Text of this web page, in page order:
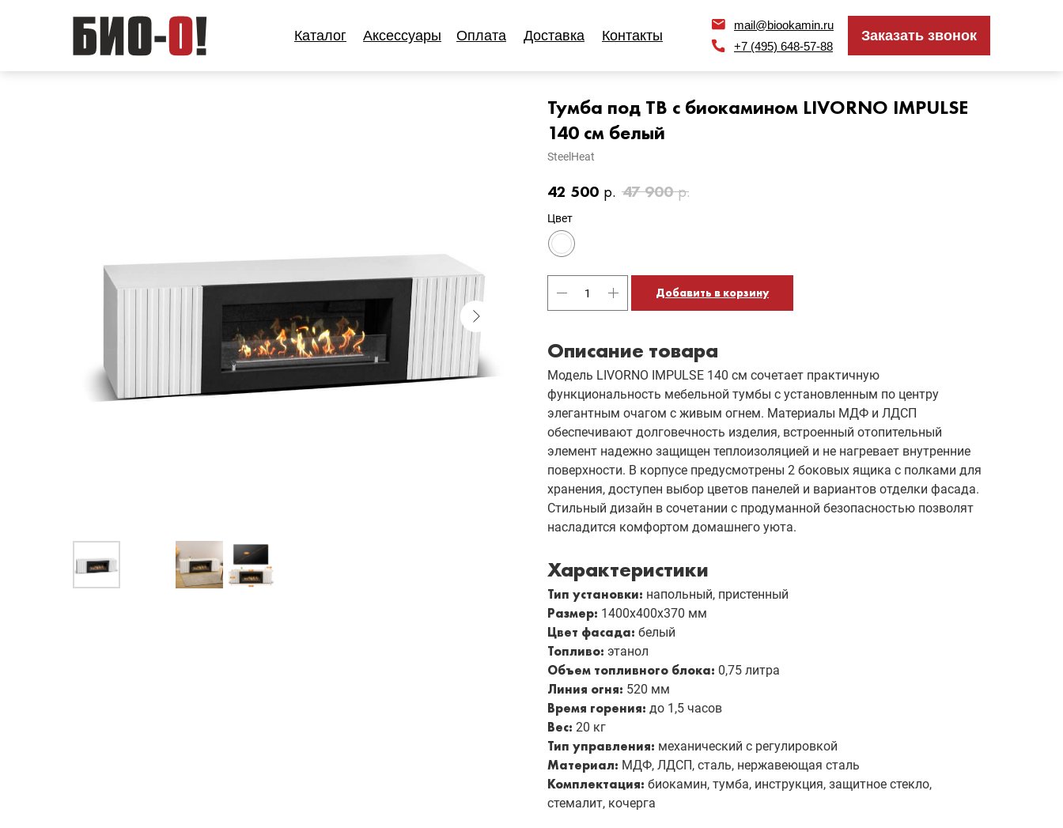
Доставка Контакты
Оплата Заказать звонок
+7 (495) 648-57-88
mail@biookamin.ru
Каталог Аксессуары
Каталог Аксессуары Доставка Контакты
Оплата Заказать звонок
+7 (495) 648-57-88
mail@biookamin.ru
Тумба под ТВ с биокамином LIVORNO IMPULSE
140 см белый
SteelHeat
42 500 р. 47 900 р.
Цвет
Добавить в корзину
Описание товара
Модель LIVORNO IMPULSE 140 см сочетает практичную
функциональность мебельной тумбы с установленным по центру
элегантным очагом с живым огнем. Материалы МДФ и ЛДСП
обеспечивают долговечность изделия, встроенный отопительный
элемент надежно защищен теплоизоляцией и не нагревает внутренние
поверхности. В корпусе предусмотрены 2 боковых ящика с полками для
хранения, доступен выбор цветов панелей и вариантов отделки фасада.
Стильный дизайн в сочетании с продуманной безопасностью позволят
насладится комфортом домашнего уюта.
Характеристики
Тип установки: напольный, пристенный
Размер: 1400х400х370 мм
Цвет фасада: белый
Топливо: этанол
Объем топливного блока: 0,75 литра
Линия огня: 520 мм
Время горения: до 1,5 часов
Вес: 20 кг
Тип управления: механический с регулировкой
Материал: МДФ, ЛДСП, сталь, нержавеющая сталь
Комплектация: биокамин, тумба, инструкция, защитное стекло,
стемалит, кочерга